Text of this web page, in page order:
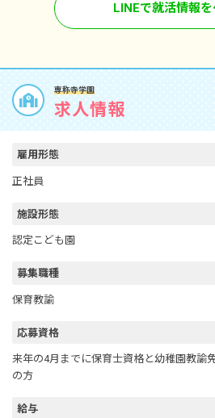
LINEで就活情報を
専称寺学園
求人情報
雇用形態
正社員
施設形態
認定こども園
募集職種
保育教諭
応募資格
来年の4月までに保育士資格と幼稚園教諭
の方
給与